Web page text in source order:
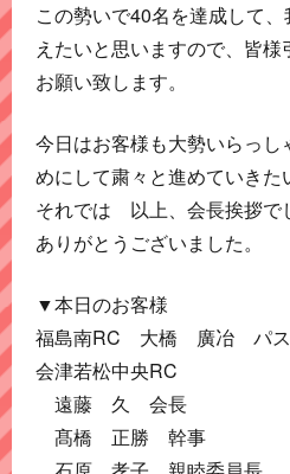
この勢いで40名を達成して
えたいと思いますので、皆様
お願い致します。
今日はお客様も大勢いらっ
めにして粛々と進めていきた
それでは 以上、会長挨拶で
ありがとうございました。
▼本日のお客様
福島南RC 大橋 廣冶 パス
会津若松中央RC
遠藤 久 会長
髙橋 正勝 幹事